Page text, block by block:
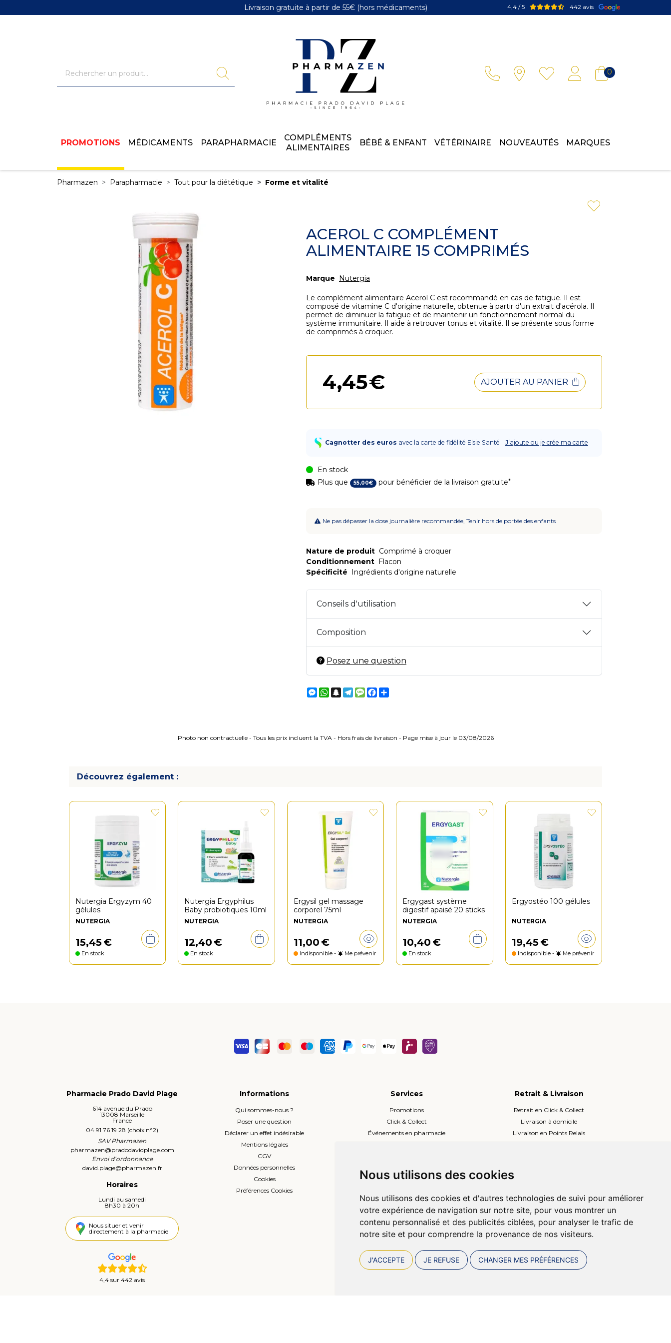
Nous utilisons des cookies
Nous utilisons des cookies et d'autres technologies de suivi pour améliorer
votre expérience de navigation sur notre site, pour vous montrer un
contenu personnalisé et des publicités ciblées, pour analyser le trafic de
notre site et pour comprendre la provenance de nos visiteurs.
J'ACCEPTE JE REFUSE CHANGER MES PRÉFÉRENCES
Livraison gratuite à partir de 55€(hors médicaments) 4,4 / 5 442 avis
0
PROMOTIONS MÉDICAMENTS PARAPHARMACIE
COMPLÉMENTS
ALIMENTAIRES
BÉBÉ & ENFANT VÉTÉRINAIRE NOUVEAUTÉS MARQUES
Pharmazen Parapharmacie Tout pour la diététique Forme et vitalité
ACEROL C COMPLÉMENT
ALIMENTAIRE 15 COMPRIMÉS
Marque Nutergia
Le complément alimentaire Acerol C est recommandé en cas de fatigue. Il est
composé de vitamine C d'origine naturelle, obtenue à partir d'un extrait d'acérola. Il
permet de diminuer la fatigue et de maintenir un fonctionnement normal du
système immunitaire. Il aide à retrouver tonus et vitalité. Il se présente sous forme
de comprimés à croquer.
4,45€ AJOUTER AU PANIER
Cagnotter des euros avec la carte de fidélité Elsie Santé J’ajoute ou je crée ma carte
En stock
Plus que
55,00€ pour bénéficier de la livraison gratuite*
Ne pas dépasser la dose journalière recommandée, Tenir hors de portée des enfants
Nature de produit Comprimé à croquer
Conditionnement Flacon
Spécificité Ingrédients d'origine naturelle
Conseils d'utilisation
Composition
Posez une question
Messenger
WhatsApp
Snapchat
Telegram
MessageFacebook
Photo non contractuelle - Tous les prix incluent la TVA - Hors frais de livraison - Page mise à jour le 03/08/2026
Découvrez également :
Nutergia Ergyzym 40
gélules
NUTERGIA
15,45€
En stock
Nutergia Ergyphilus
Baby probiotiques 10ml
NUTERGIA
12,40 €
En stock
Ergysil gel massage
corporel 75ml
NUTERGIA
11,00 €
Indisponible - Me prévenir
Ergygast système
digestif apaisé 20 sticks
NUTERGIA
10,40 €
En stock
Ergyostéo 100 gélules
NUTERGIA
19,45€
Indisponible - Me prévenir
Pharmacie Prado David Plage
614 avenue du Prado
13008 Marseille
France
04 91 76 19 28 (choix n°2)
SAV Pharmazen
pharmazen@pradodavidplage.com
Envoi d’ordonnance
david.plage@pharmazen.fr
Horaires
Lundi au samedi
8h30 à 20h
Nous situer et venir
directement à la pharmacie
4,4 sur 442 avis
Informations
Qui sommes-nous ?
Poser une question
Déclarer un effet indésirable
Mentions légales
CGV
Données personnelles
Cookies
Préférences Cookies
Services
Promotions
Click & Collect
Événements en pharmacie
Compte professionnel
Retrait & Livraison
Retrait en Click & Collect
Livraison à domicile
Livraison en Points Relais